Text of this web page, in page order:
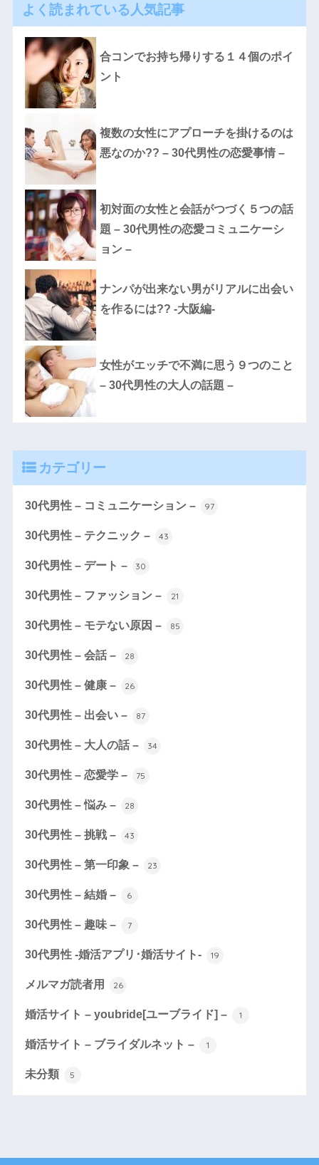
よく読まれている人気記事
合コンでお持ち帰りする１４個のポイ
ント
複数の女性にアプローチを掛けるのは
悪なのか?? – 30代男性の恋愛事情 –
初対面の女性と会話がつづく５つの話
題 – 30代男性の恋愛コミュニケーシ
ョン –
ナンパが出来ない男がリアルに出会い
を作るには?? -大阪編-
女性がエッチで不満に思う９つのこと
– 30代男性の大人の話題 –
カテゴリー
30代男性 – コミュニケーション – 97
30代男性 – テクニック – 43
30代男性 – デート – 30
30代男性 – ファッション – 21
30代男性 – モテない原因 – 85
30代男性 – 会話 – 28
30代男性 – 健康 – 26
30代男性 – 出会い – 87
30代男性 – 大人の話 – 34
30代男性 – 恋愛学 – 75
30代男性 – 悩み – 28
30代男性 – 挑戦 – 43
30代男性 – 第一印象 – 23
30代男性 – 結婚 – 6
30代男性 – 趣味 – 7
30代男性 -婚活アプリ･婚活サイト- 19
メルマガ読者用 26
婚活サイト – youbride[ユーブライド] – 1
婚活サイト – ブライダルネット – 1
未分類 5